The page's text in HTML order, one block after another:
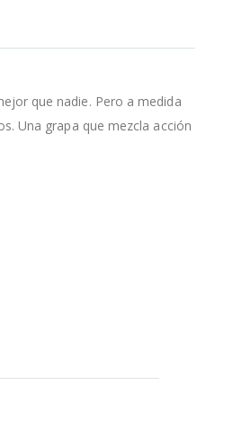
que nadie. Pero a medida
Una grapa que mezcla acción